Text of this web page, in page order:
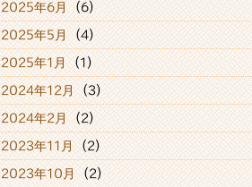
2025年6月 (6)
2025年5月 (4)
2025年1月 (1)
2024年12月 (3)
2024年2月 (2)
2023年11月 (2)
2023年10月 (2)